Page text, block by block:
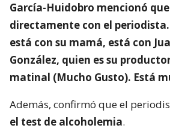
García-Huidobro mencionó
directamente con el periodista.
está con su mamá, está con
González, quien es su
matinal (Mucho Gusto). Está
Además, confirmó que el
el test de alcoholemia.